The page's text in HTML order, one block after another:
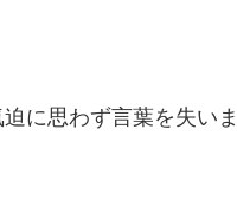
に思わず言葉を失いま